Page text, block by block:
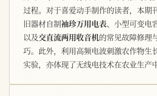
过程。对于喜爱动手制作的读者，本期
旧器材自制袖珍万用电表、小型可变电
以及交直流两用收音机的常见故障修理
巧。此外，利用高频电波刺激农作物生
实验，亦体现了无线电技术在农业生产